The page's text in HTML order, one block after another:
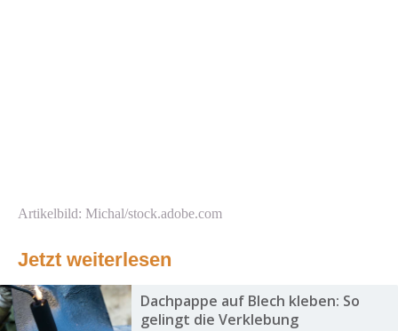
Artikelbild: Michal/stock.adobe.com
Jetzt weiterlesen
Dachpappe auf Blech kleben: So
gelingt die Verklebung